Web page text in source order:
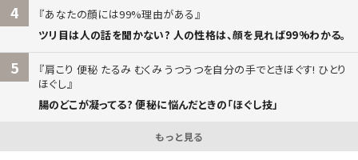
4
あなたの顔には99%理由がある
ツリ目は人の話を聞かない? 人の性格は、顔を見れば99%わかる。
5
肩こり 便秘 たるみ むくみ うつうつを自分の手でときほぐす! ひとり
ほぐし
腸のどこが凝ってる? 便秘に悩んだときの「ほぐし技」
もっと見る